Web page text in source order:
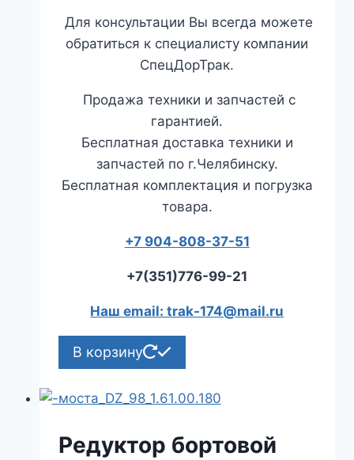
Для консультации Вы всегда можете
обратиться к специалисту компании
СпецДорТрак.
Продажа техники и запчастей с
гарантией.
Бесплатная доставка техники и
запчастей по г.Челябинску.
Бесплатная комплектация и погрузка
товара.
+7 904-808-37-51
+7(351)776-99-21
Наш email: trak-174@mail.ru
В корзину
Редуктор бортовой